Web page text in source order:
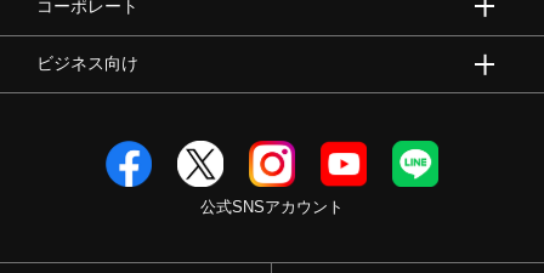
コーポレート
ビジネス向け
公式SNSアカウント